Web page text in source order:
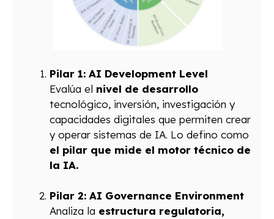
Pilar 1: AI Development Level
Evalúa el nivel de desarrollo
tecnológico, inversión, investigación y
capacidades digitales que permiten crear
y operar sistemas de IA. Lo defino como
el pilar que mide el motor técnico de
la IA.
Pilar 2: AI Governance Environment
Analiza la estructura regulatoria,